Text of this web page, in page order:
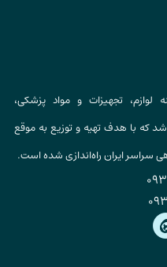
لوازم، تجهیزات و مواد پزشکی،
که با هدف تهیه و توزیع به موقع
سراسر ایران راه‌اندازی شده است.